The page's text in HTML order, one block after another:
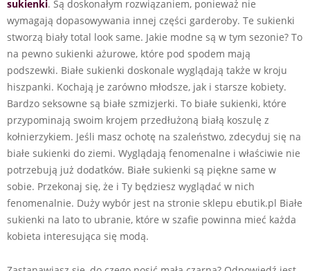
sukienki. Są doskonałym rozwiązaniem, ponieważ nie
wymagają dopasowywania innej części garderoby. Te sukienki
stworzą biały total look same. Jakie modne są w tym sezonie? To
na pewno sukienki ażurowe, które pod spodem mają
podszewki. Białe sukienki doskonale wyglądają także w kroju
hiszpanki. Kochają je zarówno młodsze, jak i starsze kobiety.
Bardzo seksowne są białe szmizjerki. To białe sukienki, które
przypominają swoim krojem przedłużoną białą koszulę z
kołnierzykiem. Jeśli masz ochotę na szaleństwo, zdecyduj się na
białe sukienki do ziemi. Wyglądają fenomenalne i właściwie nie
potrzebują już dodatków. Białe sukienki są piękne same w
sobie. Przekonaj się, że i Ty będziesz wyglądać w nich
fenomenalnie. Duży wybór jest na stronie sklepu ebutik.pl Białe
sukienki na lato to ubranie, które w szafie powinna mieć każda
kobieta interesująca się modą.